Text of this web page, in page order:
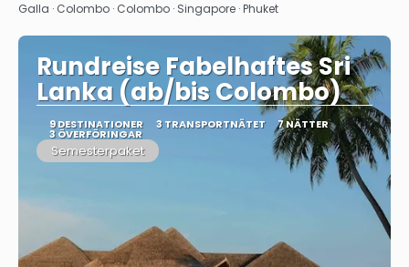
Galla · Colombo · Colombo · Singapore · Phuket
Rundreise Fabelhaftes Sri
Lanka (ab/bis Colombo)
9 DESTINATIONER 3 TRANSPORTNÄTET 7 NÄTTER
3 ÖVERFÖRINGAR
Semesterpaket